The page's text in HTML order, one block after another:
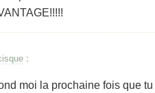
:
moi la prochaine fois que